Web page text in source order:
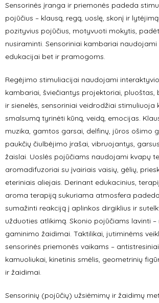
Sensorinės įranga ir priemonės padeda
pojūčius – klausą, regą, uoslę, skonį ir
pozityvius pojūčius, motyvuoti mokytis,
nusiraminti. Sensoriniai kambariai
edukacijai bet ir pramogoms.
Regėjimo stimuliacijai naudojami
kambariai, šviečiantys projektoriai, pluoštas,
ir sienelės, sensoriniai veidrodžiai stimuliuoja
smalsumą tyrinėti kūną, veidą, emocijas.
muzika, gamtos garsai, delfinų, jūros ošimo
paukčių čiulbėjimo įrašai, vibruojantys,
žaislai. Uoslės pojūčiams naudojami kvapų
aromadifuzoriai su įvairiais vaisių, gėlių,
eteriniais aliejais. Derinant edukacinius,
aroma terapiją sukuriama atmosfera
sumažinti reakciją į aplinkos dirgiklius ir
užduoties atlikimą. Skonio pojūčiams lavinti
gaminimo žaidimai. Taktilikai, jutiminėms
sensorinės priemonės vaikams –
kamuoliukai, kinetinis smėlis, geometrinių
ir žaidimai.
Sensorinių (pojūčių) užsiėmimų ir žaidimų